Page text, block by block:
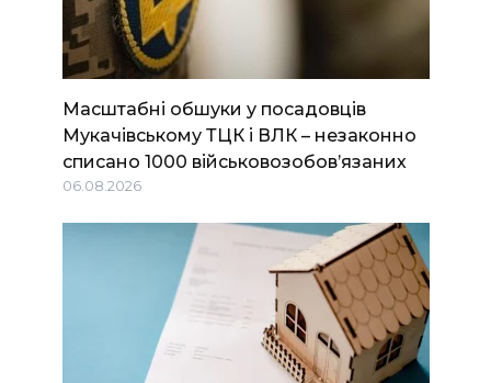
Масштабні обшуки у посадовців
Мукачівському ТЦК і ВЛК – незаконно
списано 1000 військовозобов’язаних
06.08.2026